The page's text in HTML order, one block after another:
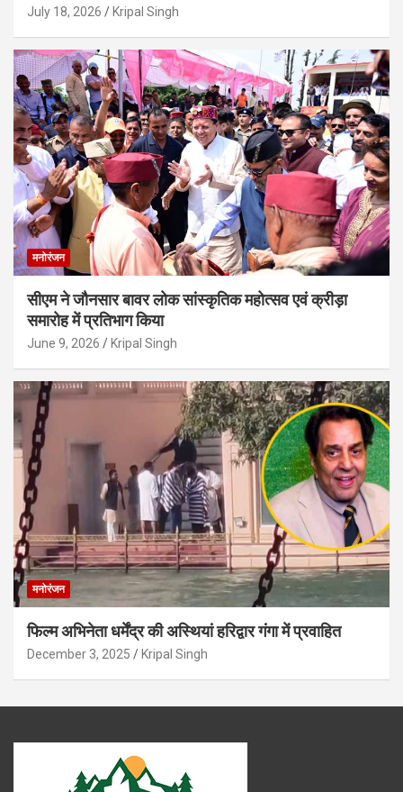
July 18, 2026 Kripal Singh
मनोरंजन
सीएम ने जौनसार बावर लोक सांस्कृतिक महोत्सव एवं क्रीड़ा
समारोह में प्रतिभाग किया
June 9, 2026 Kripal Singh
मनोरंजन
फिल्म अभिनेता धर्मेंद्र की अस्थियां हरिद्वार गंगा में प्रवाहित
December 3, 2025 Kripal Singh